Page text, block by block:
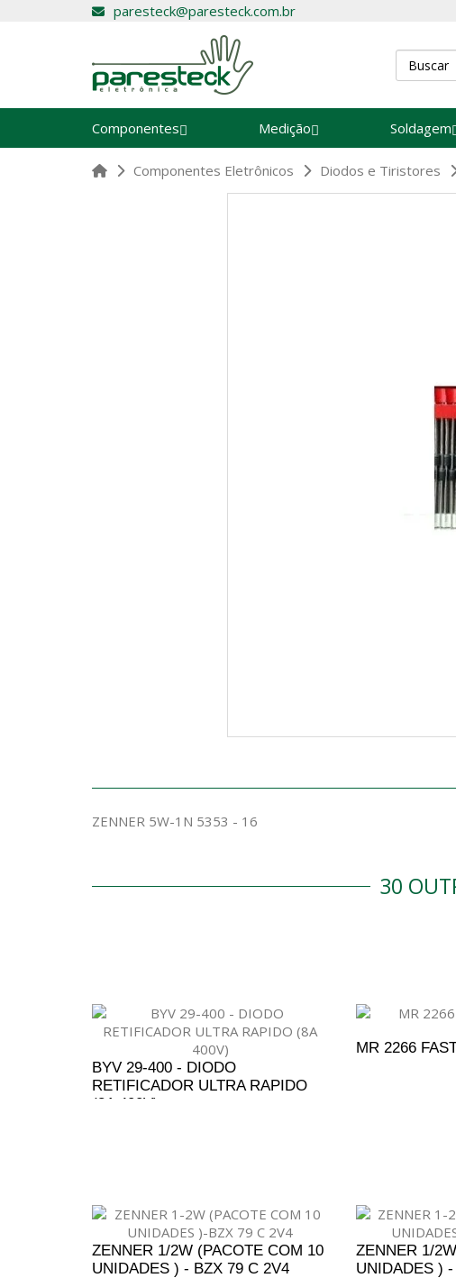
paresteck@paresteck.com.br
Componentes Medição Soldagem
Componentes Eletrônicos Diodos e Tiristores
ZENNER 5W-1N 5353 - 16
30
BYV 29-400 - DIODO
RETIFICADOR ULTRA RAPIDO
(8A 400V)
MR 2266
ZENNER 1/2W (PACOTE COM 10
UNIDADES ) - BZX 79 C 2V4
ZENNER 1/
UNIDADES )